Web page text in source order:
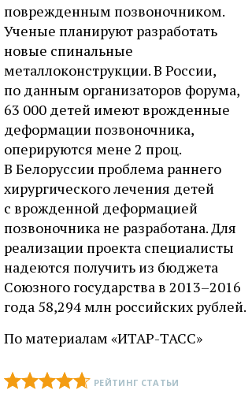
поврежденным позвоночником.
Ученые планируют разработать
новые спинальные
металлоконструкции. В России,
по данным организаторов форума,
63 000 детей имеют врожденные
деформации позвоночника,
оперируются мене 2 проц.
В Белоруссии проблема раннего
хирургического лечения детей
с врожденной деформацией
позвоночника не разработана. Для
реализации проекта специалисты
надеются получить из бюджета
Союзного государства в 2013–2016
года 58,294 млн российских рублей.
По материалам «ИТАР-ТАСС»
РЕЙТИНГ СТАТЬИ